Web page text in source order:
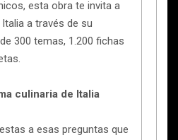
esta obra te invita a
a través de su
300 temas, 1.200 fichas
culinaria de Italia
a esas preguntas que